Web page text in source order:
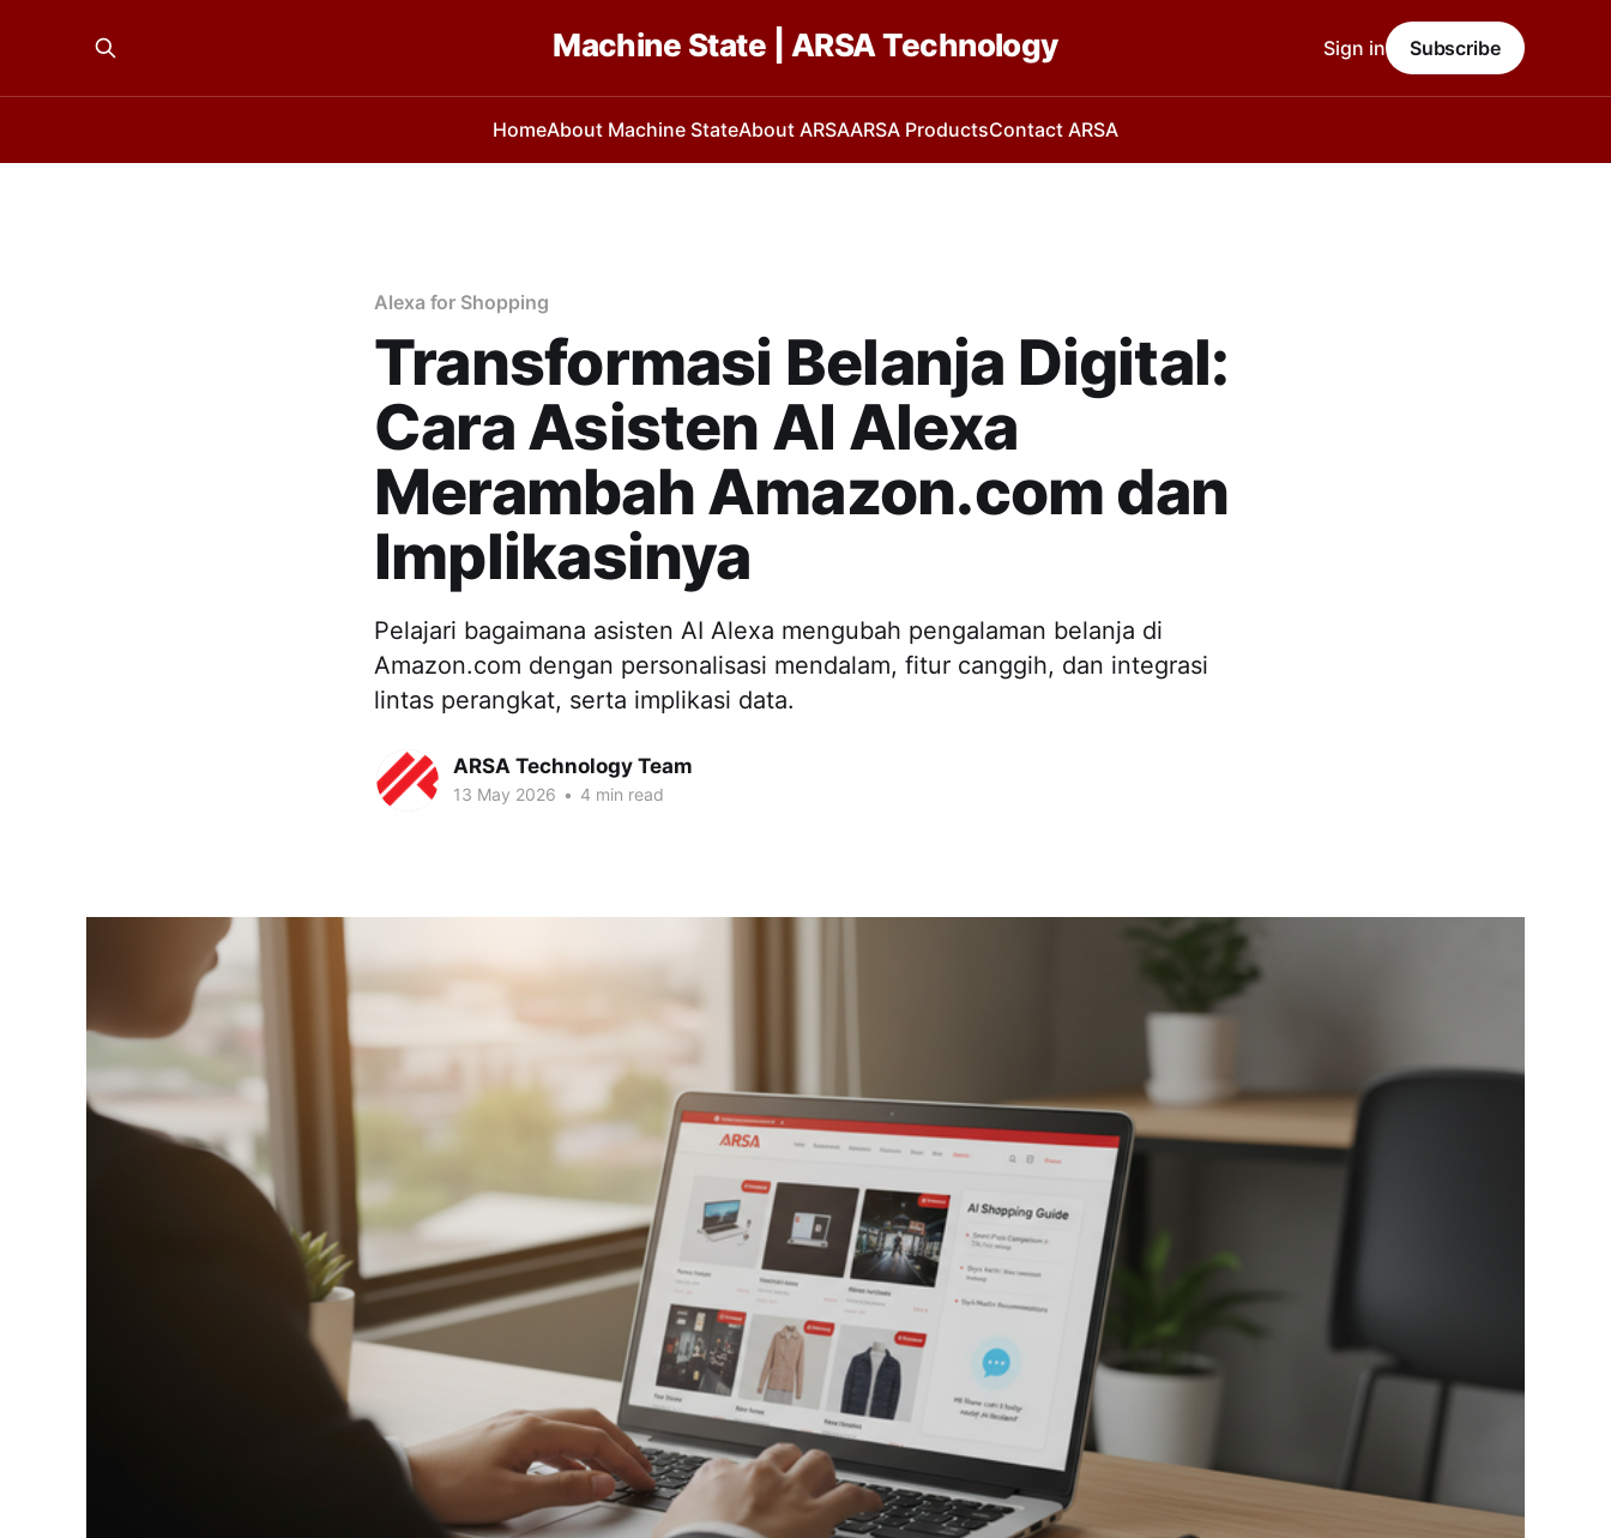
Machine State | ARSA Technology
HomeAbout Machine StateAbout ARSAARSA ProductsContact ARSA
Sign in Subscribe
Alexa for Shopping
Transformasi Belanja Digital:
Cara Asisten AI Alexa
Merambah Amazon.com dan
Implikasinya
Pelajari bagaimana asisten AI Alexa mengubah pengalaman belanja di
Amazon.com dengan personalisasi mendalam, fitur canggih, dan integrasi
lintas perangkat, serta implikasi data.
ARSA Technology Team
13 May 2026 • 4 min read